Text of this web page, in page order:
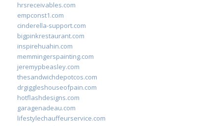
hrsreceivables.com
empconst1.com
cinderella-support.com
bigpinkrestaurant.com
inspirehuahin.com
memmingerspainting.com
jeremypbeasley.com
thesandwichdepotcos.com
drgiggleshouseofpain.com
hotflashdesigns.com
garagenadeau.com
lifestylechauffeurservice.com